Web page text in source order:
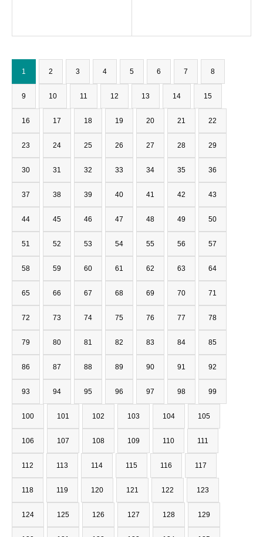
1 2 3 4 5 6 7 8
9 10 11 12 13 14 15
16 17 18 19 20 21 22
23 24 25 26 27 28 29
30 31 32 33 34 35 36
37 38 39 40 41 42 43
44 45 46 47 48 49 50
51 52 53 54 55 56 57
58 59 60 61 62 63 64
65 66 67 68 69 70 71
72 73 74 75 76 77 78
79 80 81 82 83 84 85
86 87 88 89 90 91 92
93 94 95 96 97 98 99
100 101 102 103 104 105
106 107 108 109 110 111
112 113 114 115 116 117
118 119 120 121 122 123
124 125 126 127 128 129